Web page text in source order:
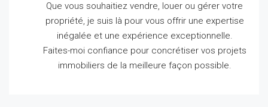
Que vous souhaitiez vendre, louer ou gérer votre
propriété, je suis là pour vous offrir une expertise
inégalée et une expérience exceptionnelle.
Faites-moi confiance pour concrétiser vos projets
immobiliers de la meilleure façon possible.